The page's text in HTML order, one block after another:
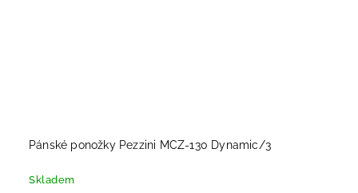
Pánské ponožky Pezzini MCZ-130 Dynamic/3
Skladem